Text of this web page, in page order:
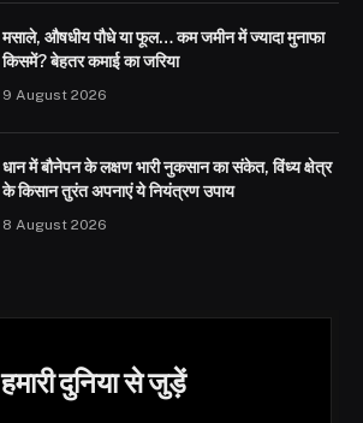
मसाले, औषधीय पौधे या फूल… कम जमीन में ज्यादा मुनाफा
किसमें? बेहतर कमाई का जरिया
9 August 2026
धान में बौनेपन के लक्षण भारी नुकसान का संकेत, विंध्य क्षेत्र
के किसान तुरंत अपनाएं ये नियंत्रण उपाय
8 August 2026
हमारी दुनिया से जुड़ें